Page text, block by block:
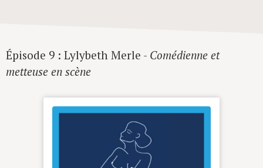
Épisode 9 : Lylybeth Merle - Comédienne et
metteuse en scène